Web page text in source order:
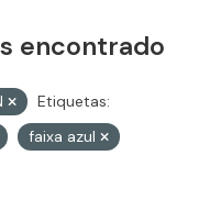
encontrado
Etiquetas:
faixa azul